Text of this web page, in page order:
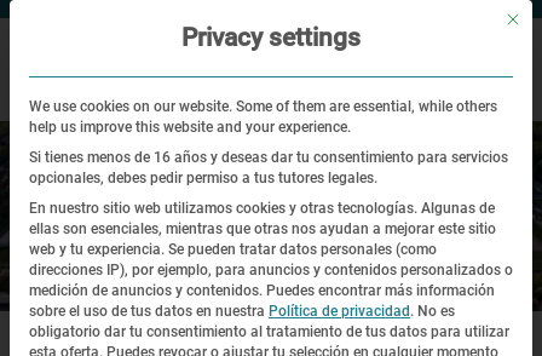
Sitio histórico
Sitio web | Sitio histórico | Recorrido virtual del entorno | Restos de
Mit
Privacy settings
We use cookies on our website. Some of them are essential, while others
help us improve this website and your experience.
Si tienes menos de 16 años y deseas dar tu consentimiento para servicios
opcionales, debes pedir permiso a tus tutores legales.
En nuestro sitio web utilizamos cookies y otras tecnologías. Algunas de
ellas son esenciales, mientras que otras nos ayudan a mejorar este sitio
web y tu experiencia. Se pueden tratar datos personales (como
direcciones IP), por ejemplo, para anuncios y contenidos personalizados o
medición de anuncios y contenidos. Puedes encontrar más información
sobre el uso de tus datos en nuestra Política de privacidad . No es
obligatorio dar tu consentimiento al tratamiento de tus datos para utilizar
esta oferta. Puedes revocar o ajustar tu selección en cualquier momento